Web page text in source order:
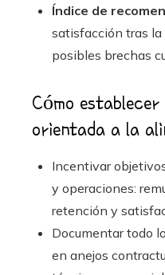
Índice de
satisfacción tras
posibles brechas
Cómo
orientada a la
Incentivar
y operaciones:
retención y
Documentar todo
en anejos